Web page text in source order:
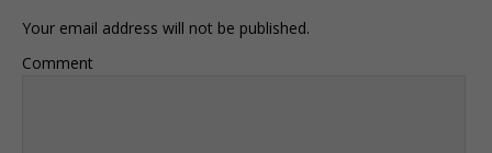
Your email address will not be published.
Comment